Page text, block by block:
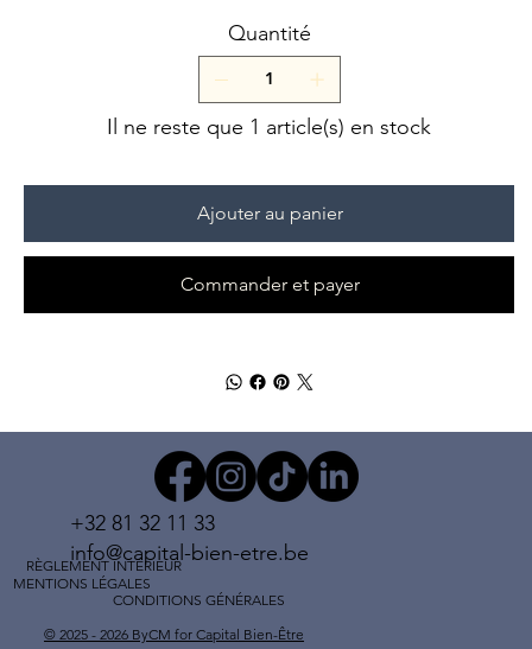
Quantité
Il ne reste que 1 article(s) en stock
Ajouter au panier
Commander et payer
© 2025 - 2026 ByCM for Capital Bien-Être
RÈGLEMENT INTÉRIEUR
MENTIONS LÉGALES
CONDITIONS GÉNÉRALES
+32 81 32 11 33
info@capital-bien-etre.be